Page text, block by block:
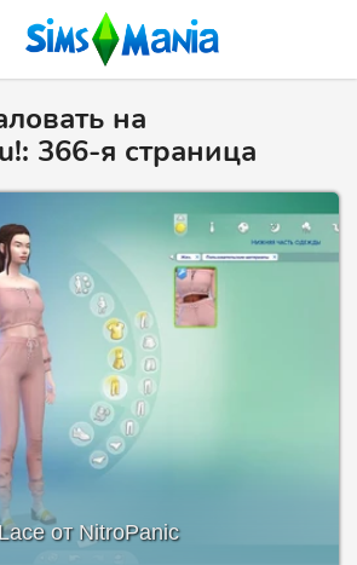
на
366-я страница
от NitroPanic